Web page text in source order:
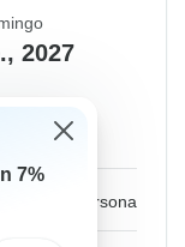
2027
por persona
7%